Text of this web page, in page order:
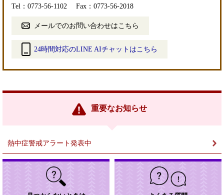
Tel：0773-56-1102
Fax：0773-56-2018
メールでのお問い合わせはこちら
24時間対応のLINE AIチャットはこちら
リ
重要なお知らせ
熱中症警戒アラート発表中